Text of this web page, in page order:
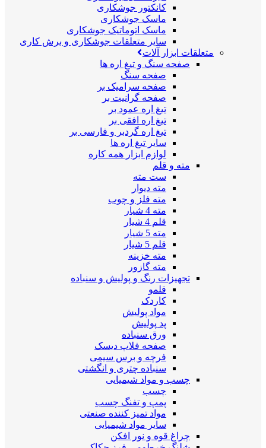
کانکتور جوشکاری
ماسک جوشکاری
ماسک اتوماتیک جوشکاری
سایر متعلقات جوشکاری و برش کاری
متعلقات ابزار آلات
صفحه سنگ و تیغ اره ها
صفحه سنگ
صفحه سرامیک بر
صفحه گرانیت بر
تیغ اره عمود بر
تیغ اره افقی بر
تیغ اره گردبر و فارسی بر
سایر تیغ اره ها
لوازم ابزار همه کاره
مته و قلم
ست مته
مته دیوار
مته فلز و چوب
مته 4 شیار
قلم 4 شیار
مته 5 شیار
قلم 5 شیار
مته خزینه
مته گازور
تجهیزات رنگ و پولیش و سنباده
قلمو
کاردک
مواد پولیش
پد پولیش
ورق سنباده
صفحه فلاپ دیسک
فرچه و برس سیمی
سنباده چتری و انگشتی
چسب و مواد شیمیایی
چسب
پمپ و تفنگ چسب
مواد تمیز کننده صنعتی
سایر مواد شیمیایی
چراغ قوه و نور افکن